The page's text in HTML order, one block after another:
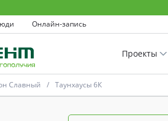
Онлайн-запись
Проекты
Славный Таунхаусы 6К